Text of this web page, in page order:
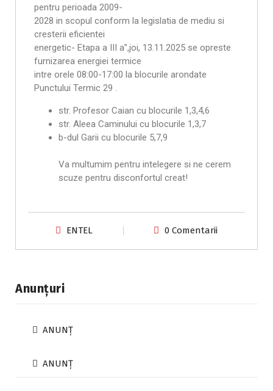
pentru perioada 2009-
2028 in scopul conform la legislatia de mediu si
cresterii eficientei
energetic- Etapa a III a”,joi, 13.11.2025 se opreste
furnizarea energiei termice
intre orele 08:00-17:00 la blocurile arondate
Punctului Termic 29 .
str. Profesor Caian cu blocurile 1,3,4,6
str. Aleea Caminului cu blocurile 1,3,7
b-dul Garii cu blocurile 5,7,9
Va multumim pentru intelegere si ne cerem
scuze pentru disconfortul creat!
ENTEL 0 Comentarii
Anunțuri
ANUNȚ
ANUNȚ